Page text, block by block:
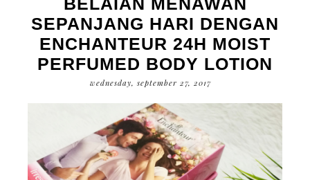
SEPANJANG HARI DENGAN
ENCHANTEUR 24H MOIST
PERFUMED BODY LOTION
wednesday, september 27, 2017